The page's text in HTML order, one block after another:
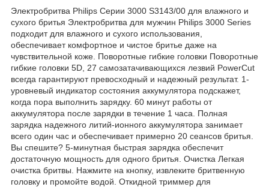
Электробритва Philips Серии 3000 S3143/00 для влажного и
сухого бритья Электробритва для мужчин Philips 3000 Series
подходит для влажного и сухого использования,
обеспечивает комфортное и чистое бритье даже на
чувствительной коже. Поворотные гибкие головки Поворотные
гибкие головки 5D, 27 самозатачивающихся лезвий PowerCut
всегда гарантируют превосходный и надежный результат. 1-
уровневый индикатор состояния аккумулятора подскажет,
когда пора выполнить зарядку. 60 минут работы от
аккумулятора после зарядки в течение 1 часа. Полная
зарядка надежного литий-ионного аккумулятора занимает
всего один час и обеспечивает примерно 20 сеансов бритья.
Вы спешите? 5-минутная быстрая зарядка обеспечит
достаточную мощность для одного бритья. Очистка Легкая
очистка бритвы. Нажмите на кнопку, извлеките бритвенную
головку и промойте водой. Откидной триммер для